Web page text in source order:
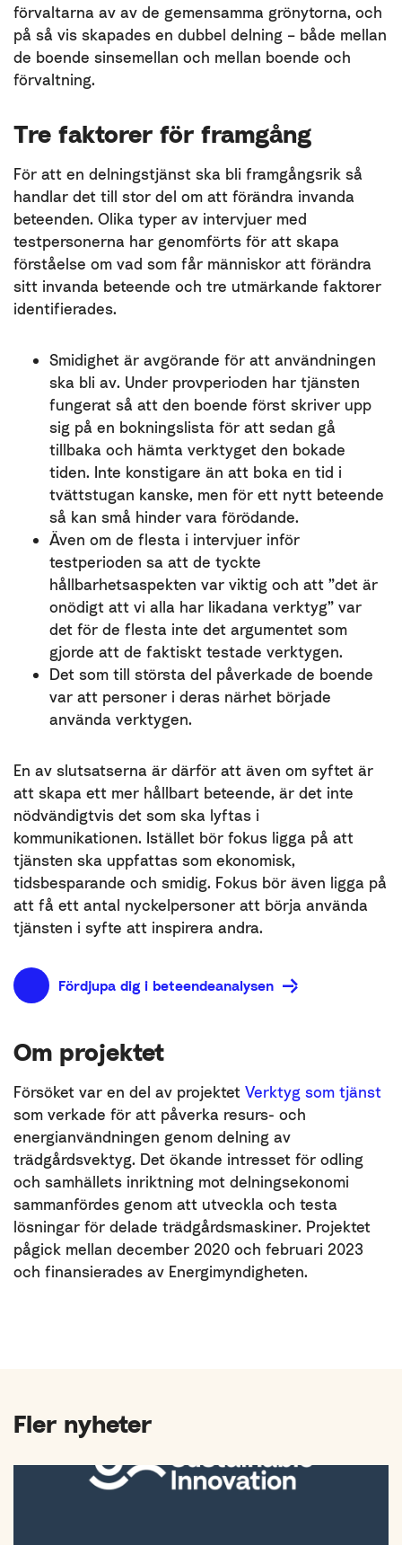
förvaltarna av av de gemensamma grönytorna, och
på så vis skapades en dubbel delning – både mellan
de boende sinsemellan och mellan boende och
förvaltning.
Tre faktorer för framgång
För att en delningstjänst ska bli framgångsrik så
handlar det till stor del om att förändra invanda
beteenden. Olika typer av intervjuer med
testpersonerna har genomförts för att skapa
förståelse om vad som får människor att förändra
sitt invanda beteende och tre utmärkande faktorer
identifierades.
Smidighet är avgörande för att användningen
ska bli av. Under provperioden har tjänsten
fungerat så att den boende först skriver upp
sig på en bokningslista för att sedan gå
tillbaka och hämta verktyget den bokade
tiden. Inte konstigare än att boka en tid i
tvättstugan kanske, men för ett nytt beteende
så kan små hinder vara förödande.
Även om de flesta i intervjuer inför
testperioden sa att de tyckte
hållbarhetsaspekten var viktig och att ”det är
onödigt att vi alla har likadana verktyg” var
det för de flesta inte det argumentet som
gjorde att de faktiskt testade verktygen.
Det som till största del påverkade de boende
var att personer i deras närhet började
använda verktygen.
En av slutsatserna är därför att även om syftet är
att skapa ett mer hållbart beteende, är det inte
nödvändigtvis det som ska lyftas i
kommunikationen. Istället bör fokus ligga på att
tjänsten ska uppfattas som ekonomisk,
tidsbesparande och smidig. Fokus bör även ligga på
att få ett antal nyckelpersoner att börja använda
tjänsten i syfte att inspirera andra.
Fördjupa dig i beteendeanalysen
Om projektet
Försöket var en del av projektet Verktyg som tjänst
som verkade för att påverka resurs- och
energianvändningen genom delning av
trädgårdsvektyg. Det ökande intresset för odling
och samhällets inriktning mot delningsekonomi
sammanfördes genom att utveckla och testa
lösningar för delade trädgårdsmaskiner. Projektet
pågick mellan december 2020 och februari 2023
och finansierades av Energimyndigheten.
Fler nyheter